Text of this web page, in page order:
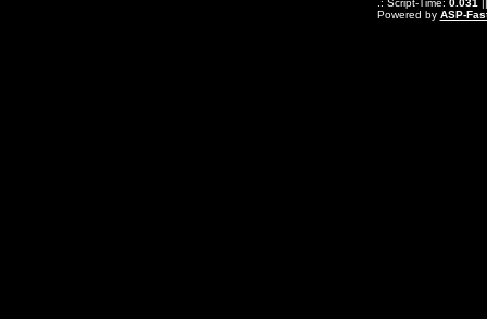
.: Script-Time: 0.031
Powered by ASP-